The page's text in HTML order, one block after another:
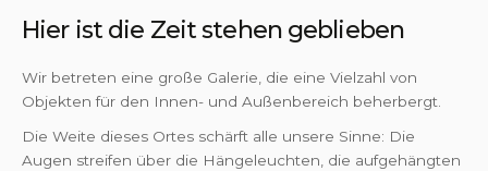
Hier ist die Zeit stehen geblieben
Wir betreten eine große Galerie, die eine Vielzahl von
Objekten für den Innen- und Außenbereich beherbergt.
Die Weite dieses Ortes schärft alle unsere Sinne: Die
Augen streifen über die Hängeleuchten, die aufgehängten